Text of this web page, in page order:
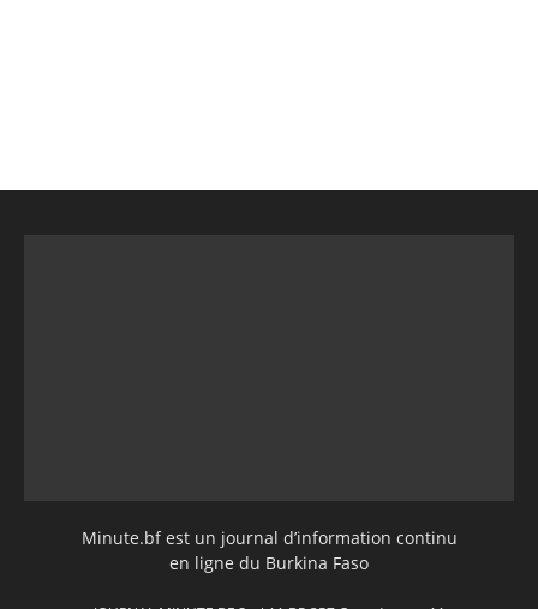
Minute.bf est un journal d’information continu
en ligne du Burkina Faso